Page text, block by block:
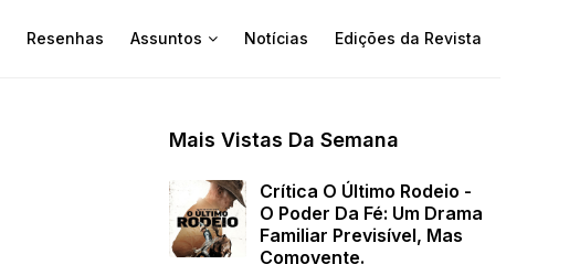
Resenhas Assuntos Notícias Edições da Revista
Mais Vistas Da Semana
Crítica O Último Rodeio -
O Poder Da Fé: Um Drama
Familiar Previsível, Mas
Comovente.